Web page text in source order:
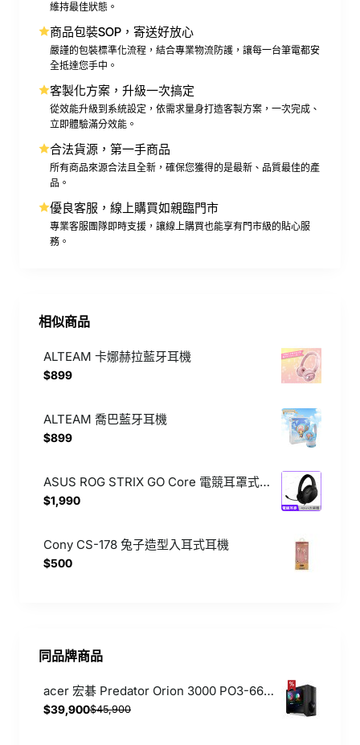
維持最佳狀態。
商品包裝SOP，寄送好放心
嚴謹的包裝標準化流程，結合專業物流防護，讓每一台筆電都安
全抵達您手中。
客製化方案，升級一次搞定
從效能升級到系統設定，依需求量身打造客製方案，一次完成、
立即體驗滿分效能。
合法貨源，第一手商品
所有商品來源合法且全新，確保您獲得的是最新、品質最佳的產
品。
優良客服，線上購買如親臨門市
專業客服團隊即時支援，讓線上購買也能享有門市級的貼心服
務。
相似商品
ALTEAM 卡娜赫拉藍牙耳機
$899
ALTEAM 喬巴藍牙耳機
$899
ASUS ROG STRIX GO Core 電競耳罩式耳機【3.5mm/有線/耳機麥克風/多平台相容性】
$1,990
Cony CS-178 兔子造型入耳式耳機
$500
同品牌商品
acer 宏碁 Predator Orion 3000 PO3-665【i5-14400F/RTX 5060/16G/1TB SSD/Wi-Fi 6e/Win11】 電競桌上型主機 UD.E4UTA.003
$39,900$45,900